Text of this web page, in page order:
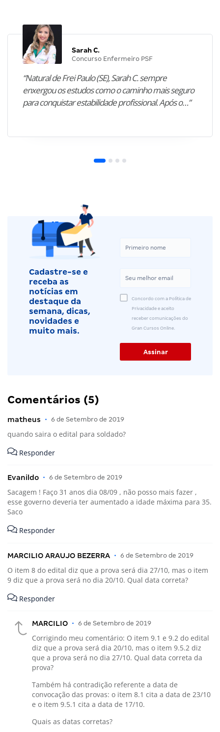
Sarah C.
Concurso Enfermeiro PSF
“Natural de Frei Paulo (SE), Sarah C. sempre
enxergou os estudos como o caminho mais seguro
para conquistar estabilidade profissional. Após o…”
Cadastre-se e
receba as
notícias em
destaque da
semana, dicas,
novidades e
muito mais.
Concordo com a Política de
Privacidade e aceito
receber comunicações do
Gran Cursos Online.
Comentários (5)
matheus • 6 de Setembro de 2019
quando saira o edital para soldado?
Responder
Evanildo • 6 de Setembro de 2019
Sacagem ! Faço 31 anos dia 08/09 , não posso mais fazer ,
esse governo deveria ter aumentado a idade máxima para 35.
Saco
Responder
MARCILIO ARAUJO BEZERRA • 6 de Setembro de 2019
O item 8 do edital diz que a prova será dia 27/10, mas o item
9 diz que a prova será no dia 20/10. Qual data correta?
Responder
MARCILIO • 6 de Setembro de 2019
Corrigindo meu comentário: O item 9.1 e 9.2 do edital
diz que a prova será dia 20/10, mas o item 9.5.2 diz
que a prova será no dia 27/10. Qual data correta da
prova?
Também há contradição referente a data de
convocação das provas: o item 8.1 cita a data de 23/10
e o item 9.5.1 cita a data de 17/10.
Quais as datas corretas?